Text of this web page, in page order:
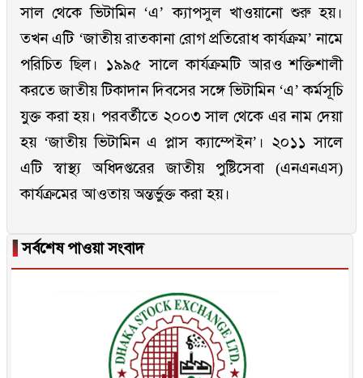
সাল থেকে ভিটামিন ‘এ’ ক্যাপসুল খাওয়ানো শুরু হয়।
তখন এটি ‘জাতীয় রাতকানা রোগ প্রতিরোধ কার্যক্রম’ নামে
পরিচিত ছিল। ১৯৯৫ সালে কার্যক্রমটি আরও শক্তিশালী
করতে জাতীয় টিকাদান দিবসের সঙ্গে ভিটামিন ‘এ’ কর্মসূচি
যুক্ত করা হয়। পরবর্তীতে ২০০৩ সাল থেকে এর নাম দেয়া
হয় ‘জাতীয় ভিটামিন এ প্লাস ক্যাম্পেইন’। ২০১১ সালে
এটি স্বাস্থ্য অধিদপ্তরের জাতীয় পুষ্টিসেবা (এনএনএস)
কার্যক্রমের আওতায় অন্তর্ভুক্ত করা হয়।
▐সর্বশেষ পাওয়া সংবাদ